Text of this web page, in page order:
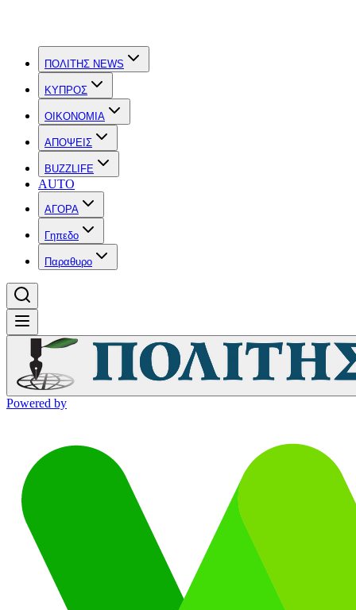
ΠΟΛΙΤΗΣ NEWS
ΚΥΠΡΟΣ
OIKONOMIA
ΑΠΟΨΕΙΣ
BUZZLIFE
AUTO
ΑΓΟΡΑ
Γηπεδο
Παραθυρο
Powered by